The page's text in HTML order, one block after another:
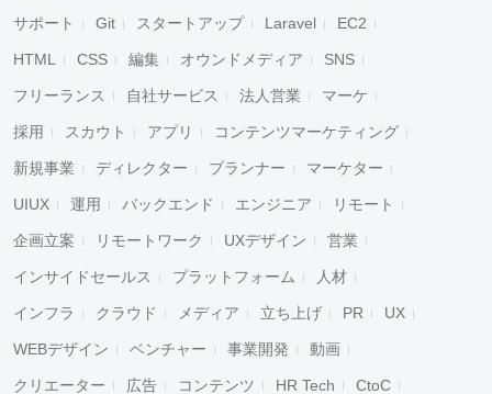
サポート Git スタートアップ Laravel EC2
HTML CSS 編集 オウンドメディア SNS
フリーランス 自社サービス 法人営業 マーケ
採用 スカウト アプリ コンテンツマーケティング
新規事業 ディレクター プランナー マーケター
UIUX 運用 バックエンド エンジニア リモート
企画立案 リモートワーク UXデザイン 営業
インサイドセールス プラットフォーム 人材
インフラ クラウド メディア 立ち上げ PR UX
WEBデザイン ベンチャー 事業開発 動画
クリエーター 広告 コンテンツ HR Tech CtoC